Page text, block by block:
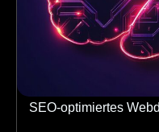
SEO-optimiertes